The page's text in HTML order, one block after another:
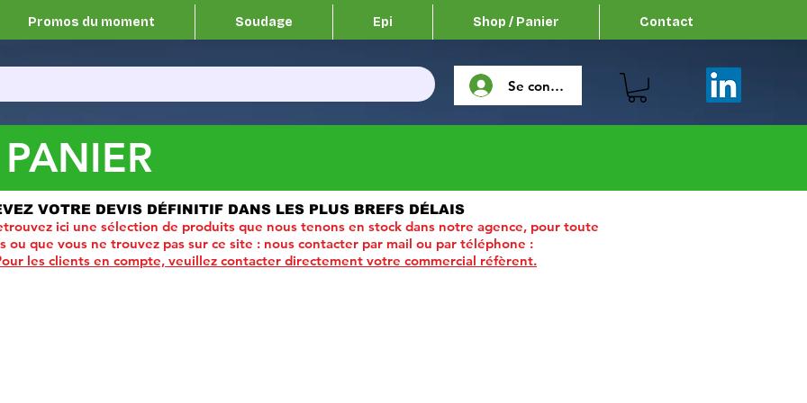
Promos du moment Soudage Epi Shop / Panier Contact
Se connecter
VOTRE DEVIS DÉFINITIF DANS LES PLUS BREFS DÉLAIS
ici une sélection de produits que nous tenons en stock dans notre agence, pour toute
que vous ne trouvez pas sur ce site : nous contacter par mail ou par téléphone :
les clients en compte, veuillez contacter directement votre commercial réfèrent.